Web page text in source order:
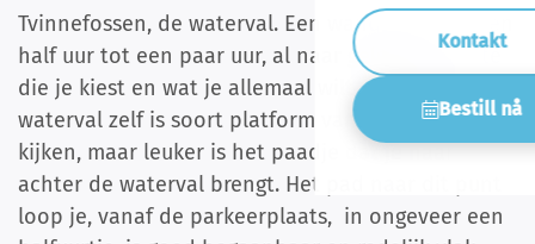
Kontakt
Bestill nå
Tvinnefossen, de waterval. Een wandeling van een
half uur tot een paar uur, al naar gelang de route
die je kiest en wat je allemaal wilt bekijken. Bij de
waterval zelf is soort platform vanwaar je kunt
kijken, maar leuker is het paadje dat je naar
achter de waterval brengt. Het pad naar dit punt
loop je, vanaf de parkeerplaats, in ongeveer een